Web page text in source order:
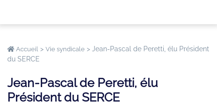
Accueil > Vie syndicale > Jean-Pascal de Peretti, élu Président
du SERCE
Jean-Pascal de Peretti, élu
Président du SERCE